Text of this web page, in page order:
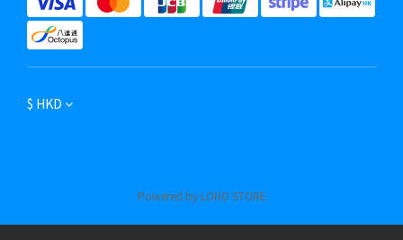
$ HKD
Powered by LONO STORE